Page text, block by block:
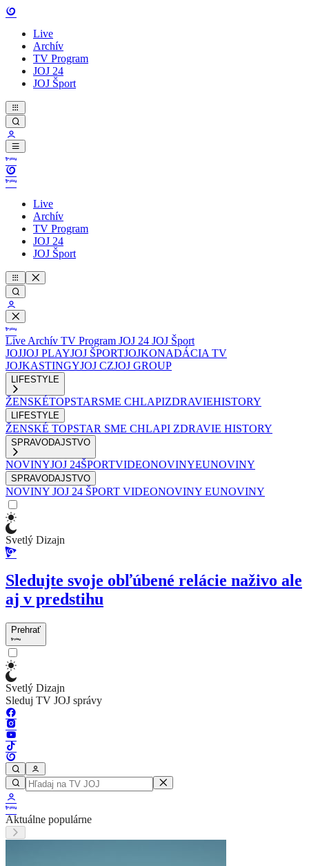
Live
Archív
TV Program
JOJ 24
JOJ Šport
Live
Archív
TV Program
JOJ 24
JOJ Šport
Live Archív TV Program JOJ 24 JOJ Šport
JOJJOJ PLAYJOJ ŠPORTJOJKONADÁCIA TV
JOJKASTINGYJOJ CZJOJ GROUP
LIFESTYLE
ŽENSKÉTOPSTARSME CHLAPIZDRAVIEHISTORY
LIFESTYLE
ŽENSKÉ TOPSTAR SME CHLAPI ZDRAVIE HISTORY
SPRAVODAJSTVO
NOVINYJOJ 24ŠPORTVIDEONOVINYEUNOVINY
SPRAVODAJSTVO
NOVINY JOJ 24 ŠPORT VIDEONOVINY EUNOVINY
Svetlý Dizajn
Sledujte svoje obľúbené relácie naživo ale
aj v predstihu
Prehrať
Svetlý Dizajn
Sleduj TV JOJ správy
Aktuálne populárne